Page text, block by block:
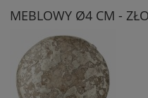
MEBLOWY Ø4 CM -